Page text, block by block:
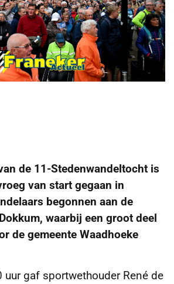
de 11-Stedenwandeltocht is
van start gegaan in
begonnen aan de
waarbij een groot deel
de gemeente Waadhoeke
uur gaf sportwethouder René de